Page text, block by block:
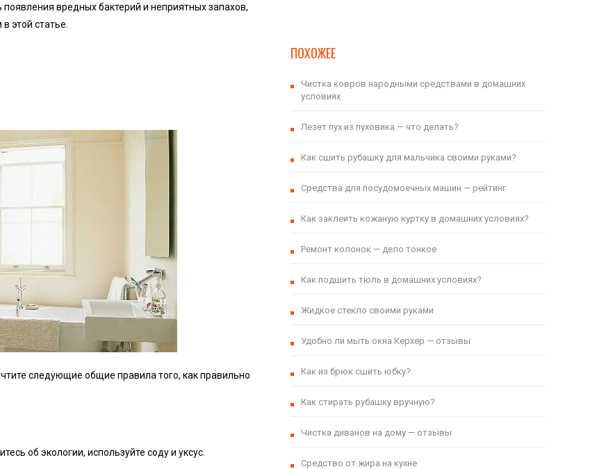
вредных бактерий и неприятных запахов,
этой статье.
следующие общие правила того, как правильно
об экологии, используйте соду и уксус.
ПОХОЖЕЕ
Чистка ковров народными средствами в домашних
условиях
Лезет пух из пуховика — что делать?
Как сшить рубашку для мальчика своими руками?
Средства для посудомоечных машин — рейтинг
Как заклеить кожаную куртку в домашних условиях?
Ремонт колонок — дело тонкое
Как подшить тюль в домашних условиях?
Жидкое стекло своими руками
Удобно ли мыть окна Керхер — отзывы
Как из брюк сшить юбку?
Как стирать рубашку вручную?
Чистка диванов на дому — отзывы
Cредство от жира на кухне